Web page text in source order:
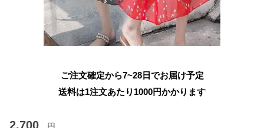
ご注文確定から7~28日でお届け予定
送料は1注文あたり 1000円かかります
2,700